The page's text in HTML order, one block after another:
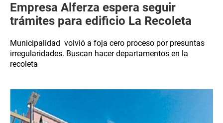
Empresa Alferza espera seguir
trámites para edificio La Recoleta
Municipalidad volvió a foja cero proceso por presuntas
irregularidades. Buscan hacer departamentos en la
recoleta